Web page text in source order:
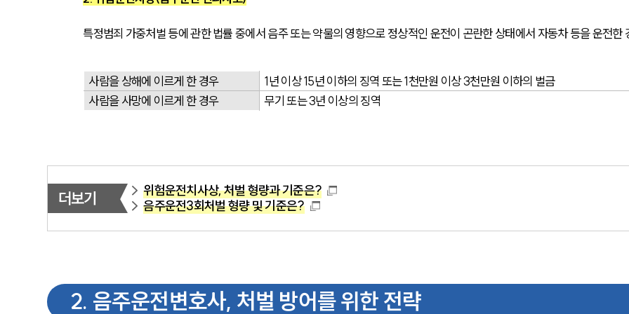
특정범죄 가중처벌 등에 관한 법률 중에서 음주 또는 약물의 영향으로 정상적인 운전이 곤란한 상태에서 자동차 등을 운전한
사람을 상해에 이르게 한 경우
1년 이상 15년 이하의 징역 또는 1천만원 이상 3천만원 이하의 벌금
사람을 사망에 이르게 한 경우
무기 또는 3년 이상의 징역
더보기
위험운전치사상, 처벌 형량과 기준은?
음주운전3회처벌 형량 및 기준은?
2. 음주운전변호사, 처벌 방어를 위한 전략